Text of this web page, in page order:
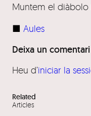
Muntem el diàbolo
■ Aules
Deixa un comentari
Heu d’iniciar la
Related
Articles